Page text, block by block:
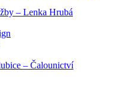
– Lenka Hrubá
– Čalounictví